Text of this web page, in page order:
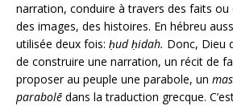
narration, conduire à travers des faits
des images, des histoires. En hébreu
utilisée deux fois: ḥud ḥidah. Donc, Dieu
de construire une narration, un récit de
proposer au peuple une parabole, un
parabolē dans la traduction grecque.